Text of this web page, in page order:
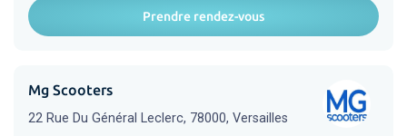
Prendre rendez-vous
Mg Scooters
22 Rue Du Général Leclerc, 78000, Versailles